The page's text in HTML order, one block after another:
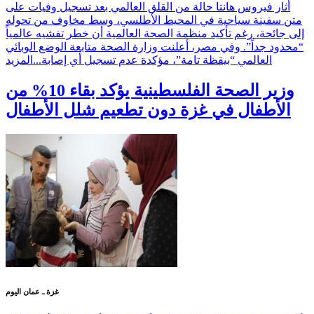
أثار فيروس هانتا حالة من القلق العالمي بعد تسجيل وفيات على
متن سفينة سياحية في المحيط الأطلسي، وسط مخاوف من تحوله
إلى جائحة، رغم تأكيد منظمة الصحة العالمية أن خطر تفشيه عالمياً
“محدود جداً”. وفي مصر، أعلنت وزارة الصحة متابعة الوضع الوبائي
العالمي “بيقظة تامة”، مؤكدة عدم تسجيل أي إصابة... المزيد
وزير الصحة الفلسطينية يؤكد بقاء 10% من
الأطفال في غزة دون تطعيم شلل الأطفال
غزة ـ عمان اليوم